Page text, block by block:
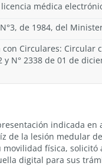
médica
de 1984, del
con Circulares: Circular
y N° 2338 de 01 de
indicada
de la lesión medular
física, solicitó
digital para sus